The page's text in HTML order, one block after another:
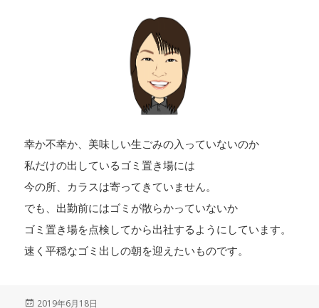
幸か不幸か、美味しい生ごみの入っていないのか
私だけの出しているゴミ置き場には
今の所、カラスは寄ってきていません。
でも、出勤前にはゴミが散らかっていないか
ゴミ置き場を点検してから出社するようにしています。
速く平穏なゴミ出しの朝を迎えたいものです。
投
2019年6月18日